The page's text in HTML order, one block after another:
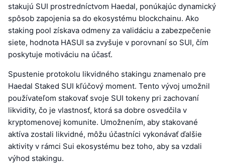
stakujú SUI prostredníctvom Haedal, ponúkajúc dynamický
spôsob zapojenia sa do ekosystému blockchainu. Ako
staking pool získava odmeny za validáciu a zabezpečenie
siete, hodnota HASUI sa zvyšuje v porovnaní so SUI, čím
poskytuje motiváciu na účasť.
Spustenie protokolu likvidného stakingu znamenalo pre
Haedal Staked SUI kľúčový moment. Tento vývoj umožnil
používateľom stakovať svoje SUI tokeny pri zachovaní
likvidity, čo je vlastnosť, ktorá sa dobre osvedčila v
kryptomenovej komunite. Umožnením, aby stakované
aktíva zostali likvidné, môžu účastníci vykonávať ďalšie
aktivity v rámci Sui ekosystému bez toho, aby sa vzdali
výhod stakingu.